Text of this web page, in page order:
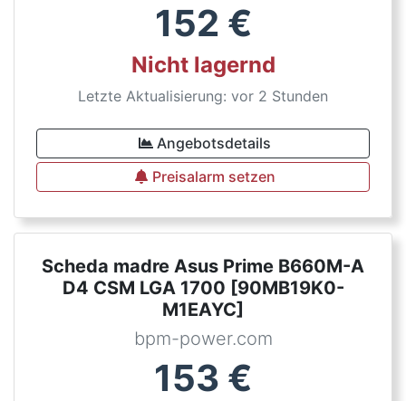
152 €
Nicht lagernd
Letzte Aktualisierung: vor 2 Stunden
Angebotsdetails
Preisalarm setzen
Scheda madre Asus Prime B660M-A
D4 CSM LGA 1700 [90MB19K0-
M1EAYC]
bpm-power.com
153 €